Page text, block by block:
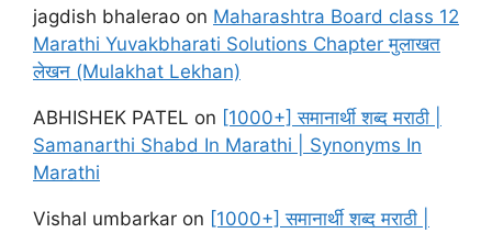
jagdish bhalerao on Maharashtra Board class 12
Marathi Yuvakbharati Solutions Chapter मुलाखत
लेखन (Mulakhat Lekhan)
ABHISHEK PATEL on [1000+] समानार्थी शब्द मराठी |
Samanarthi Shabd In Marathi | Synonyms In
Marathi
Vishal umbarkar on [1000+] समानार्थी शब्द मराठी |